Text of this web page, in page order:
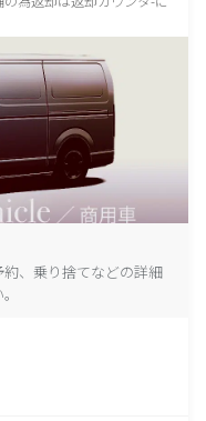
、乗り捨てなどの詳細